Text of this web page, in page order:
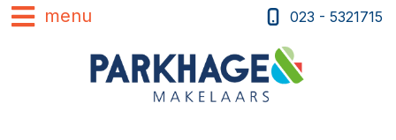
023 - 5321715